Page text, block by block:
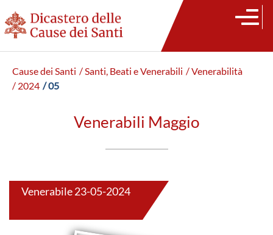
Cause dei Santi / Santi, Beati e Venerabili / Venerabilità
/ 2024 / 05
Venerabili Maggio
Venerabile 23-05-2024